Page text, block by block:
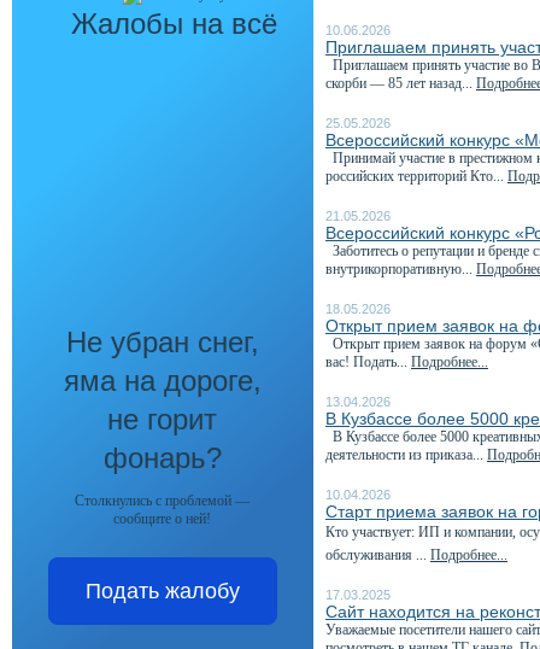
Жалобы на всё
Не убран снег,
яма на дороге,
не горит
фонарь?
Столкнулись с проблемой —
сообщите о ней!
Подать жалобу
10.06.2026
Приглашаем принять
Приглашаем принять участие во
скорби — 85 лет назад...
25.05.2026
Всероссийский конкурс
Принимай участие в престижном
российских территорий Кто...
21.05.2026
Всероссийский конкурс
Заботитесь о репутации и бренде
внутрикорпоративную...
18.05.2026
Открыт прием заявок на
Открыт прием заявок на форум
вас! Подать... Подробнее...
13.04.2026
В Кузбассе более 5000
В Кузбассе более 5000
деятельности из приказа...
10.04.2026
Старт приема заявок на
Кто участвует: ИП и компании,
обслуживания ... Подробнее...
17.03.2025
Сайт находится на
Уважаемые посетители нашего